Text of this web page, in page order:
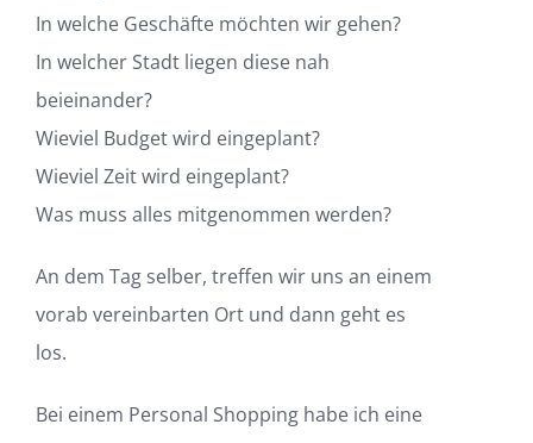
In welche Geschäfte möchten wir gehen?
In welcher Stadt liegen diese nah
beieinander?
Wieviel Budget wird eingeplant?
Wieviel Zeit wird eingeplant?
Was muss alles mitgenommen werden?
An dem Tag selber, treffen wir uns an einem
vorab vereinbarten Ort und dann geht es
los.
Bei einem Personal Shopping habe ich eine